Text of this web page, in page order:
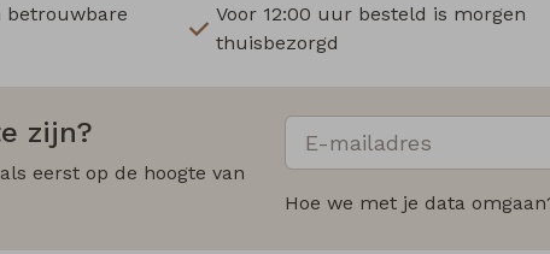
betrouwbare
Voor 12:00 uur besteld is morgen
thuisbezorgd
zijn?
eerst op de hoogte van
Hoe we met je data